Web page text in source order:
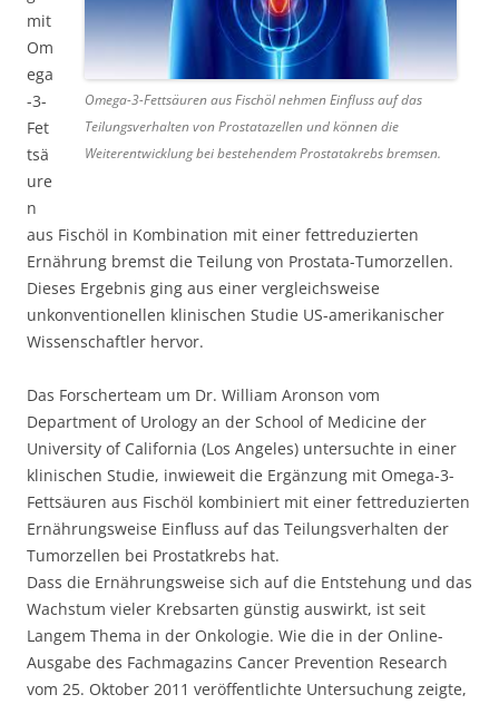
Omega-3-Fettsäuren aus Fischöl nehmen Einfluss auf das
Teilungsverhalten von Prostatazellen und können die
Weiterentwicklung bei bestehendem Prostatakrebs bremsen.
mit
Om
ega
-3-
Fet
tsä
ure
n
aus Fischöl in Kombination mit einer fettreduzierten
Ernährung bremst die Teilung von Prostata-Tumorzellen.
Dieses Ergebnis ging aus einer vergleichsweise
unkonventionellen klinischen Studie US-amerikanischer
Wissenschaftler hervor.
Das Forscherteam um Dr. William Aronson vom
Department of Urology an der School of Medicine der
University of California (Los Angeles) untersuchte in einer
klinischen Studie, inwieweit die Ergänzung mit Omega-3-
Fettsäuren aus Fischöl kombiniert mit einer fettreduzierten
Ernährungsweise Einfluss auf das Teilungsverhalten der
Tumorzellen bei Prostatkrebs hat.
Dass die Ernährungsweise sich auf die Entstehung und das
Wachstum vieler Krebsarten günstig auswirkt, ist seit
Langem Thema in der Onkologie. Wie die in der Online-
Ausgabe des Fachmagazins Cancer Prevention Research
vom 25. Oktober 2011 veröffentlichte Untersuchung zeigte,